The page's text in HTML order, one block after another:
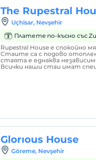
The Rupestral
Uçhisar, Nevşehir
Платете по-късно със
Rupestral House е спокойно
Стаите са с подово
стаята е еднаква
Всички наши стаи имат
Glorıous House
Göreme, Nevşehir